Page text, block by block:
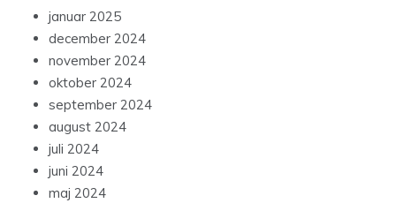
januar 2025
december 2024
november 2024
oktober 2024
september 2024
august 2024
juli 2024
juni 2024
maj 2024